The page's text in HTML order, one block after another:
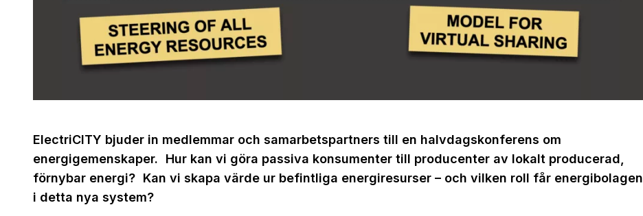
ElectriCITY bjuder in medlemmar och samarbetspartners till en halvdagskonferens om
energigemenskaper. Hur kan vi göra passiva konsumenter till producenter av lokalt producerad,
förnybar energi? Kan vi skapa värde ur befintliga energiresurser – och vilken roll får energibolagen
i detta nya system?